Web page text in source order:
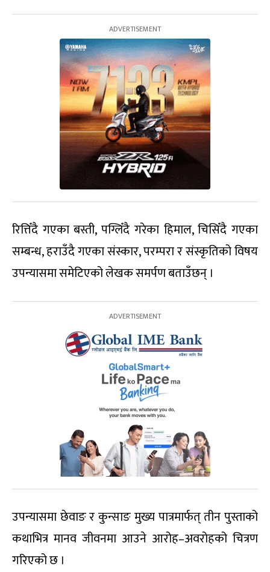
रित्तिँदै गएका बस्ती, पग्लिँदै गरेका हिमाल, चिसिँदै गएका
सम्बन्ध, हराउँदै गएका संस्कार, परम्परा र संस्कृतिको विषय
उपन्यासमा समेटिएको लेखक समर्पण बताउँछन् ।
उपन्यासमा छेवाङ र कुन्साङ मुख्य पात्रमार्फत् तीन पुस्ताको
कथाभित्र मानव जीवनमा आउने आरोह–अवरोहको चित्रण
गरिएको छ ।